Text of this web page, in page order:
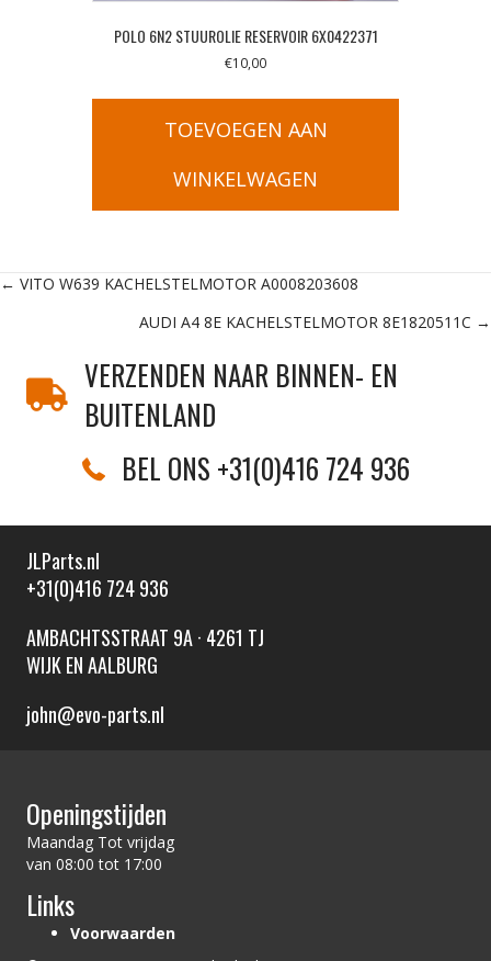
POLO 6N2 STUUROLIE RESERVOIR 6X0422371
€10,00
TOEVOEGEN AAN
WINKELWAGEN
Posts
← VITO W639 KACHELSTELMOTOR A0008203608
AUDI A4 8E KACHELSTELMOTOR 8E1820511C →
VERZENDEN NAAR BINNEN- EN
BUITENLAND
BEL ONS +31(0)416 724 936
JLParts.nl
+31(0)416 724 936
AMBACHTSSTRAAT 9A · 4261 TJ
WIJK EN AALBURG
john@evo-parts.nl
Openingstijden
Maandag Tot vrijdag
van 08:00 tot 17:00
Links
Voorwaarden